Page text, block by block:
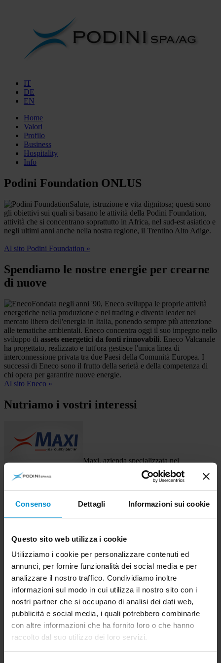
Consenso Dettagli Informazioni sui cookie
Questo sito web utilizza i cookie
Utilizziamo i cookie per personalizzare contenuti ed
annunci, per fornire funzionalità dei social media e per
analizzare il nostro traffico. Condividiamo inoltre
informazioni sul modo in cui utilizza il nostro sito con i
nostri partner che si occupano di analisi dei dati web,
pubblicità e social media, i quali potrebbero combinarle
con altre informazioni che ha fornito loro o che hanno
raccolto dal suo utilizzo dei loro servizi.
IT
DE
EN
Home
Valori
Profilo
Business
Hospitality
Info
Podini Foundation ONLUS
Salute, istruzione e vita dignitosa; questi sono
gli obiettivi sui quali si basano le attività della Podini Foundation,
attività che si concentrano soprattutto in Africa, nel sud-est asiatico e
negli ultimi anni anche nella nostra regione, il Trentino Alto Adige.
Al sito Podini Foundation »
Spendiamo le nostre energie per crearne
di nuove
Fondata negli anni '90, Eneco sviluppa le proprie attività
energetiche nella produzione e nel trading e diventa leader nel
mercato libero dell'energia in Italia, ponendo sempre più attenzione
alle tematiche ambientali. Eneco concentra oggi il suo impegno nello
sviluppo di assets energetici da fonti rinnovabili. Eneco Valcanale
ha progettato, realizzato e tutt'ora gestisce l'unica linea di
interconnessione privata tra due Paesi della Comunità Europea. I
successi di Eneco sono il frutto della serietà e della competenza di
chi opera per garantire nuove energie.
Al sito Eneco »
Nutriamo i vostri interessi
Maxi, azienda specializzata nel
vanta, da oltre 50 anni, una solida
esperienza fornendo le principali realtà produttive italiane nel settore
esperti collaboratori, Maxi è in grado di soddisfare le esigenze di
Il vostro spazio è il nostro mondo
PREST realizza progetti immobiliari
con equilibrio,
armonia e qualità avvalendosi delle più moderne tecniche di
costruzione nel rispetto delle più avanzate certificazioni energetiche
"casaclima". Ogni idea è studiata e realizzata da un team di
professionisti ed esperti che collaborano per garantire il massimo
risultato.
Al sito PREST »